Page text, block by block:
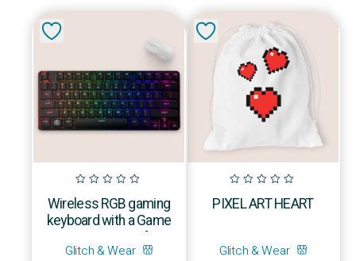
PIXEL ART HEART
Glitch & Wear
Wireless RGB gaming
keyboard with a Game
Boost Button for…
Glitch & Wear